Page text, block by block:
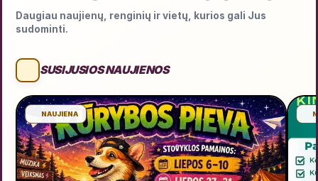
Daugiau naujienų, renginių ir vietų, kurios gali Jus
sudominti.
SUSIJUSIOS NAUJIENOS
NAUJIENA